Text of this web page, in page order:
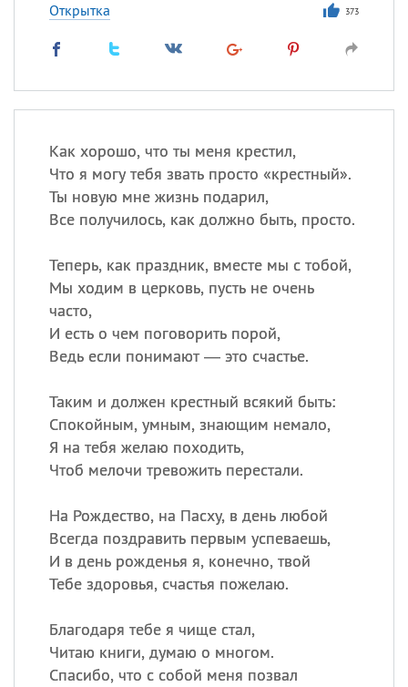
Открытка 373
Как хорошо, что ты меня крестил,
Что я могу тебя звать просто «крестный».
Ты новую мне жизнь подарил,
Все получилось, как должно быть, просто.
Теперь, как праздник, вместе мы с тобой,
Мы ходим в церковь, пусть не очень
часто,
И есть о чем поговорить порой,
Ведь если понимают — это счастье.
Таким и должен крестный всякий быть:
Спокойным, умным, знающим немало,
Я на тебя желаю походить,
Чтоб мелочи тревожить перестали.
На Рождество, на Пасху, в день любой
Всегда поздравить первым успеваешь,
И в день рожденья я, конечно, твой
Тебе здоровья, счастья пожелаю.
Благодаря тебе я чище стал,
Читаю книги, думаю о многом.
Спасибо, что с собой меня позвал